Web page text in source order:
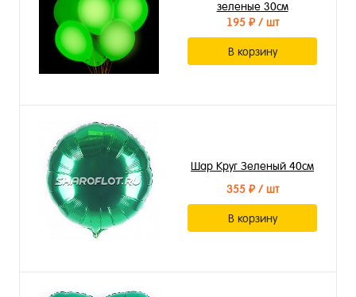
зеленые 30см
195 ₽/ шт
В корзину
Шар Круг Зеленый 40см
355 ₽/ шт
В корзину